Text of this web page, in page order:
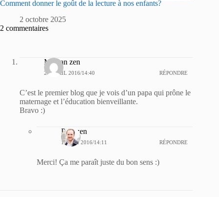
Comment donner le goût de la lecture à nos enfants?
2 octobre 2025
2 commentaires
Maman zen
28 AVRIL 2016/14:40 RÉPONDRE
C’est le premier blog que je vois d’un papa qui prône le
maternage et l’éducation bienveillante.
Bravo :)
Papazen
18 MAI 2016/14:11 RÉPONDRE
Merci! Ça me paraît juste du bon sens :)